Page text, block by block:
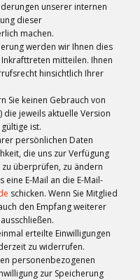
unserer internen
dieser
machen.
werden wir Ihnen dies
mitteilen. Ihnen
hinsichtlich Ihrer
Sie keinen Gebrauch von
jeweils aktuelle Version
ist.
persönlichen Daten
die uns zur Verfügung
überprüfen, zu ändern
eine E-Mail an die E-Mail-
schicken. Wenn Sie Mitglied
den Empfang weiterer
erteilte Einwilligungen
zu widerrufen.
personenbezogenen
zur Speicherung